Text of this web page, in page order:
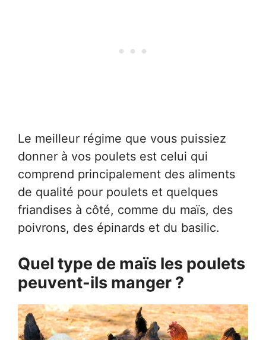
Le meilleur régime que vous puissiez
donner à vos poulets est celui qui
comprend principalement des aliments
de qualité pour poulets et quelques
friandises à côté, comme du maïs, des
poivrons, des épinards et du basilic.
Quel type de maïs les poulets
peuvent-ils manger ?